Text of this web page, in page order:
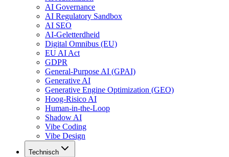
AI Governance
AI Regulatory Sandbox
AI SEO
AI-Geletterdheid
Digital Omnibus (EU)
EU AI Act
GDPR
General-Purpose AI (GPAI)
Generative AI
Generative Engine Optimization (GEO)
Hoog-Risico AI
Human-in-the-Loop
Shadow AI
Vibe Coding
Vibe Design
Technisch